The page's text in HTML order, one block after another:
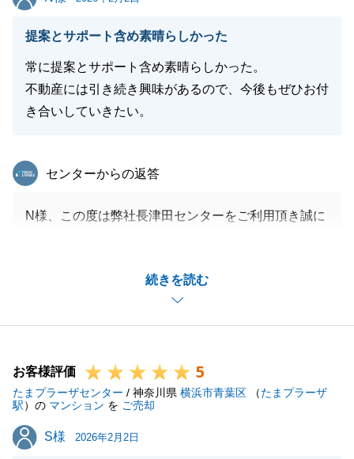
何かお困りごとがございましたら、いつでもお気軽に
ご連絡ください。
今後とも、末永いお付き合いをどうぞよろしくお願い
申し上げます。
閉じる
提案とサポート含め素晴らしかった
常に提案とサポート含め素晴らしかった。
不動産には引き続き興味があるので、今後もぜひお付
き合いしていきたい。
続きを読む
東急リバブル
センターからの返答
N様、この度は弊社長津田センターをご利用頂き誠に
とが出来て嬉しく思います。
既にご友人様をご紹介いただいておりますが、今後も
周囲の方で不動産に関するお困りごとがある方などい
す。
今後ともお付き合いの程よろしくお願いいたします。
お客様評価 5
たまプラーザセンター / 神奈川県 横浜市青葉区 （たまプラーザ
駅）の マンション を ご売却
S様
S様 2026年2月2日